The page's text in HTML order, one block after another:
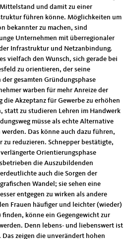
und damit zu einer
führen könne. Möglichkeiten um
bekannter zu machen, sind
Unternehmen mit überregionaler
Infrastruktur und Netzanbindung.
vielfach den Wunsch, sich gerade bei
zu orientieren, der seine
gesamten Gründungsphase
warben für mehr Anreize der
die Akzeptanz für Gewerbe zu erhöhen
statt zu studieren Lehren im Handwerk
müsse als echte Alternative
Das könne auch dazu führen,
zu reduzieren. Schnepper bestätigte,
Orientierungsphase
die Auszubildenden
auch die Sorgen der
Wandel; sie sehen eine
entgegen zu wirken als andere
Frauen häufiger und leichter (wieder)
könne ein Gegengewicht zur
Denn lebens- und liebenswert ist
Das zeigen die unverändert hohen